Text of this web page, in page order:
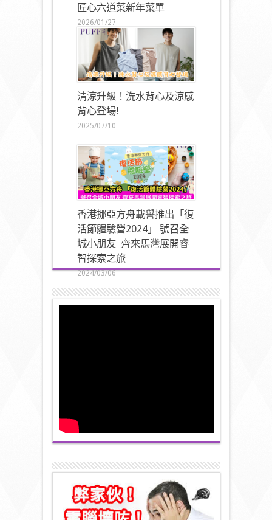
匠心六道菜新年菜單
2026/01/27
清涼升級！洗水背心及涼感
背心登場!
2025/07/10
香港挪亞方舟載譽推出「復
活節體驗營2024」 號召全
城小朋友 齊來馬灣展開睿
智探索之旅
2024/03/06